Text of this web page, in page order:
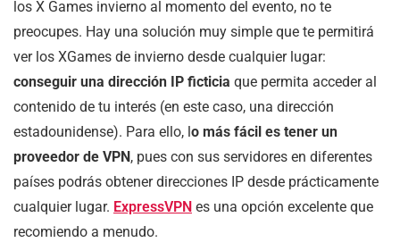
los X Games invierno al momento del evento, no te
preocupes. Hay una solución muy simple que te permitirá
ver los XGames de invierno desde cualquier lugar:
conseguir una dirección IP ficticia que permita acceder al
contenido de tu interés (en este caso, una dirección
estadounidense). Para ello, lo más fácil es tener un
proveedor de VPN, pues con sus servidores en diferentes
países podrás obtener direcciones IP desde prácticamente
cualquier lugar. ExpressVPN es una opción excelente que
recomiendo a menudo.